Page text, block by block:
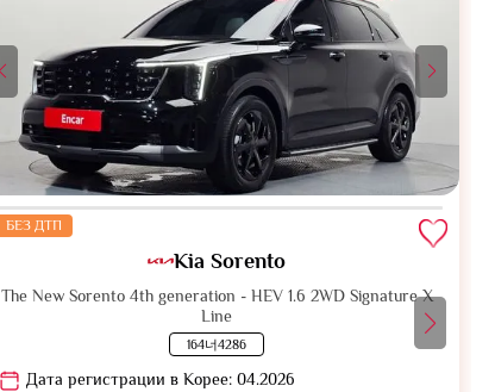
БЕЗ ДТП
Kia Sorento
The New Sorento 4th generation - HEV 1.6 2WD Signature X
Line
164너4286
Дата регистрации в Корее: 04.2026